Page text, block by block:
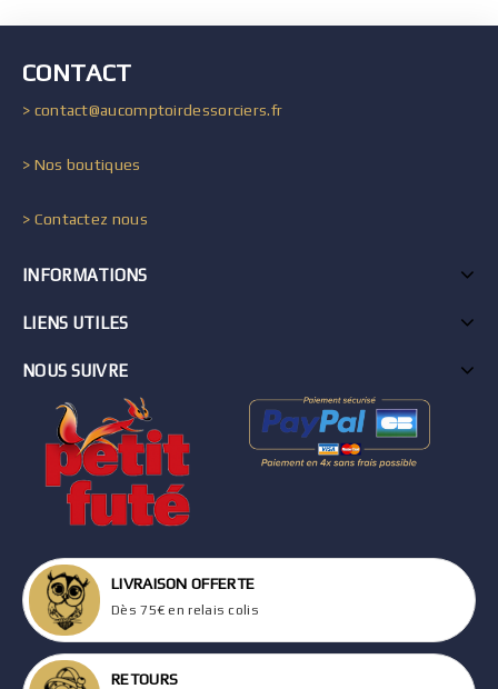
CONTACT
> contact@aucomptoirdessorciers.fr
> Nos boutiques
> Contactez nous
INFORMATIONS
LIENS UTILES
NOUS SUIVRE
LIVRAISON OFFERTE
Dès 75€ en relais colis
RETOURS